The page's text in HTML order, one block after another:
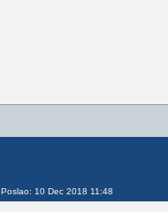
Poslao: 10 Dec 2018 11:48